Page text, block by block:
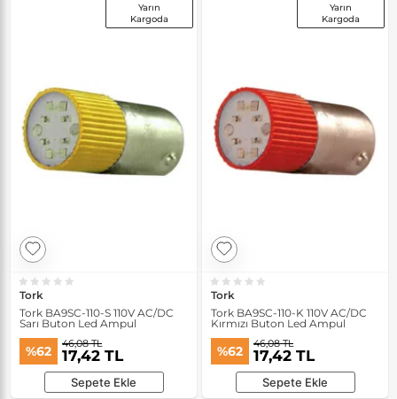
Yarın
Kargoda
Tork
Tork BA9SC-110-S 110V AC/DC
Sarı Buton Led Ampul
%62 46,08 TL
17,42 TL
Sepete Ekle
Yarın
Kargoda
Tork
Tork BA9SC-110-K 110V AC/DC
Kırmızı Buton Led Ampul
%62 46,08 TL
17,42 TL
Sepete Ekle